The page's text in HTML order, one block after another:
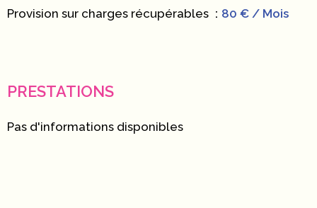
Provision sur charges récupérables 80 € / Mois
PRESTATIONS
Pas d'informations disponibles